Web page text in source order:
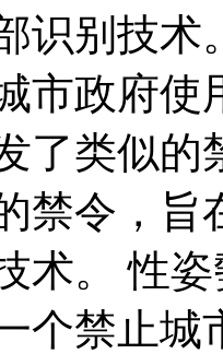
识别技术
市政府
了类似的
禁令，
术。 性
个禁止